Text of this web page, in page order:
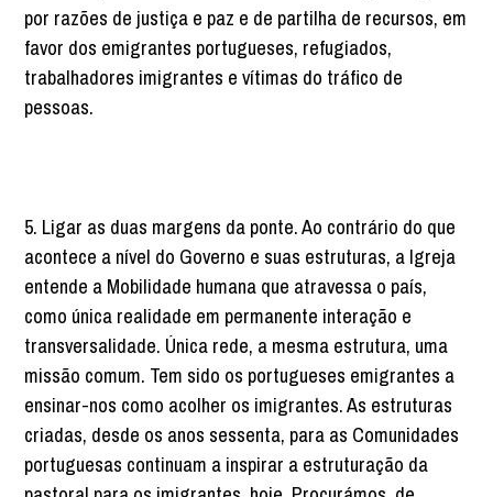
por razões de justiça e paz e de partilha de recursos, em
favor dos emigrantes portugueses, refugiados,
trabalhadores imigrantes e vítimas do tráfico de
pessoas.
5. Ligar as duas margens da ponte. Ao contrário do que
acontece a nível do Governo e suas estruturas, a Igreja
entende a Mobilidade humana que atravessa o país,
como única realidade em permanente interação e
transversalidade. Única rede, a mesma estrutura, uma
missão comum. Tem sido os portugueses emigrantes a
ensinar-nos como acolher os imigrantes. As estruturas
criadas, desde os anos sessenta, para as Comunidades
portuguesas continuam a inspirar a estruturação da